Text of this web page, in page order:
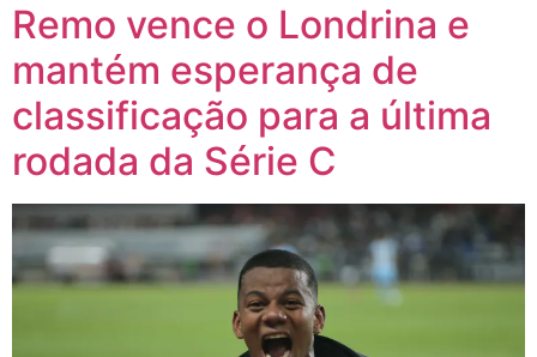
Remo vence o Londrina e
mantém esperança de
classificação para a última
rodada da Série C